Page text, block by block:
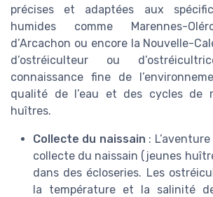
précises et adaptées aux
humides comme Marennes-
d’Arcachon ou encore la Nouvelle-
d’ostréiculteur ou
connaissance fine de
qualité de l’eau et des cycles de
huîtres.
Collecte du naissain :
collecte du naissain (jeunes
dans des écloseries. Les
la température et la salinité